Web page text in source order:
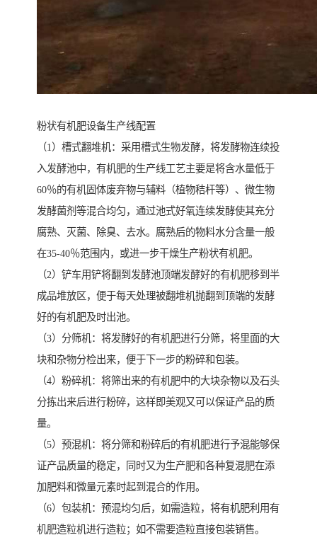
粉状有机肥设备生产线配置
（1）槽式翻堆机：采用槽式生物发酵，将发酵物连续投
入发酵池中，有机肥的生产线工艺主要是将含水量低于
60％的有机固体废弃物与辅料（植物秸杆等）、微生物
发酵菌剂等混合均匀，通过池式好氧连续发酵使其充分
腐熟、灭菌、除臭、去水。腐熟后的物料水分含量一般
在35-40％范围内，或进一步干燥生产粉状有机肥。
（2）铲车用铲将翻到发酵池顶端发酵好的有机肥移到半
成品堆放区，便于每天处理被翻堆机抛翻到顶端的发酵
好的有机肥及时出池。
（3）分筛机：将发酵好的有机肥进行分筛，将里面的大
块和杂物分检出来，便于下一步的粉碎和包装。
（4）粉碎机：将筛出来的有机肥中的大块杂物以及石头
分拣出来后进行粉碎，这样即美观又可以保证产品的质
量。
（5）预混机：将分筛和粉碎后的有机肥进行予混能够保
证产品质量的稳定，同时又为生产肥和各种复混肥在添
加肥料和微量元素时起到混合的作用。
（6）包装机：预混均匀后，如需造粒，将有机肥利用有
机肥造粒机进行造粒；如不需要造粒直接包装销售。